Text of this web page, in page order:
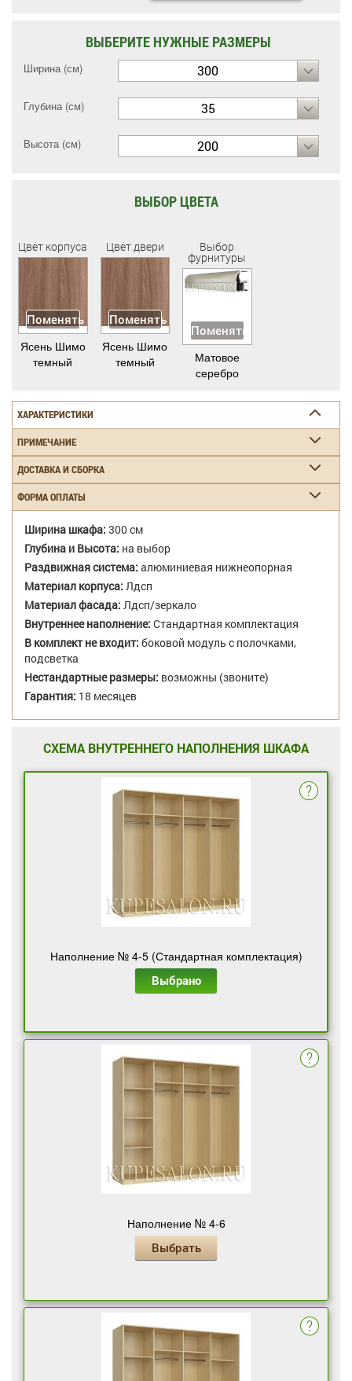
ВЫБЕРИТЕ НУЖНЫЕ РАЗМЕРЫ
Ширина (см) 300
Глубина (см) 35
Высота (см) 200
ВЫБОР ЦВЕТА
Цвет корпуса
Поменять
Ясень Шимо
темный
Цвет двери
Поменять
Ясень Шимо
темный
Выбор
фурнитуры
Поменять
Матовое
серебро
ХАРАКТЕРИСТИКИ
ПРИМЕЧАНИЕ
ДОСТАВКА И СБОРКА
ФОРМА ОПЛАТЫ
Ширина шкафа: 300 см
Глубина и Высота: на выбор
Раздвижная система: алюминиевая нижнеопорная
Материал корпуса: Лдсп
Материал фасада: Лдсп/зеркало
Внутреннее наполнение: Стандартная комплектация
В комплект не входит: боковой модуль с полочками,
подсветка
Нестандартные размеры: возможны (звоните)
Гарантия: 18 месяцев
СХЕМА ВНУТРЕННЕГО НАПОЛНЕНИЯ ШКАФА
Наполнение № 4-5 (Стандартная комплектация)
Выбрано
Наполнение № 4-6
Выбрать